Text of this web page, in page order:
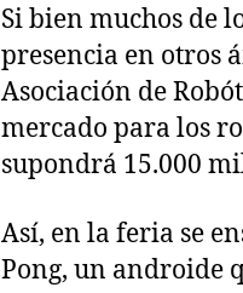
Si bien muchos de
presencia en otros
Asociación de
mercado para los
supondrá 15.000
Así, en la feria se
Pong, un androide